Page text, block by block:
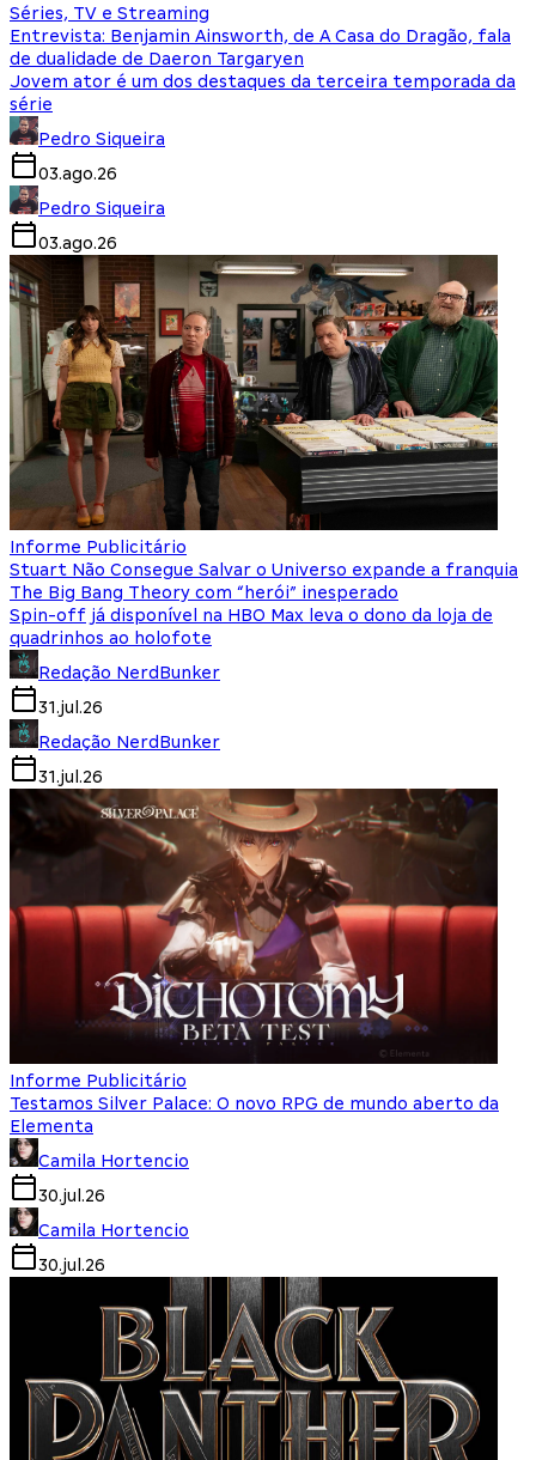
Séries, TV e Streaming
Entrevista: Benjamin Ainsworth, de A Casa do Dragão, fala
de dualidade de Daeron Targaryen
Jovem ator é um dos destaques da terceira temporada da
série
Pedro Siqueira
03.ago.26
Pedro Siqueira
03.ago.26
Informe Publicitário
Stuart Não Consegue Salvar o Universo expande a franquia
The Big Bang Theory com “herói” inesperado
Spin-off já disponível na HBO Max leva o dono da loja de
quadrinhos ao holofote
Redação NerdBunker
31.jul.26
Redação NerdBunker
31.jul.26
Informe Publicitário
Testamos Silver Palace: O novo RPG de mundo aberto da
Elementa
Camila Hortencio
30.jul.26
Camila Hortencio
30.jul.26